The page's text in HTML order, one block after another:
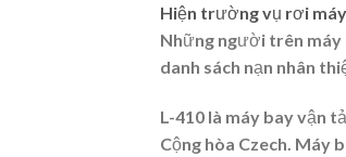
Hiện trường vụ rơi
Những người trên máy
danh sách nạn nhân
L-410 là máy bay vận
Cộng hòa Czech. Máy